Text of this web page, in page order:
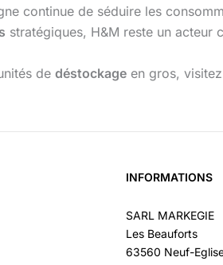
continue de séduire les
stratégiques, H&M reste un acteur
de déstockage en gros, visitez
INFORMATIONS
SARL MARKEGIE
Les Beauforts
63560 Neuf-